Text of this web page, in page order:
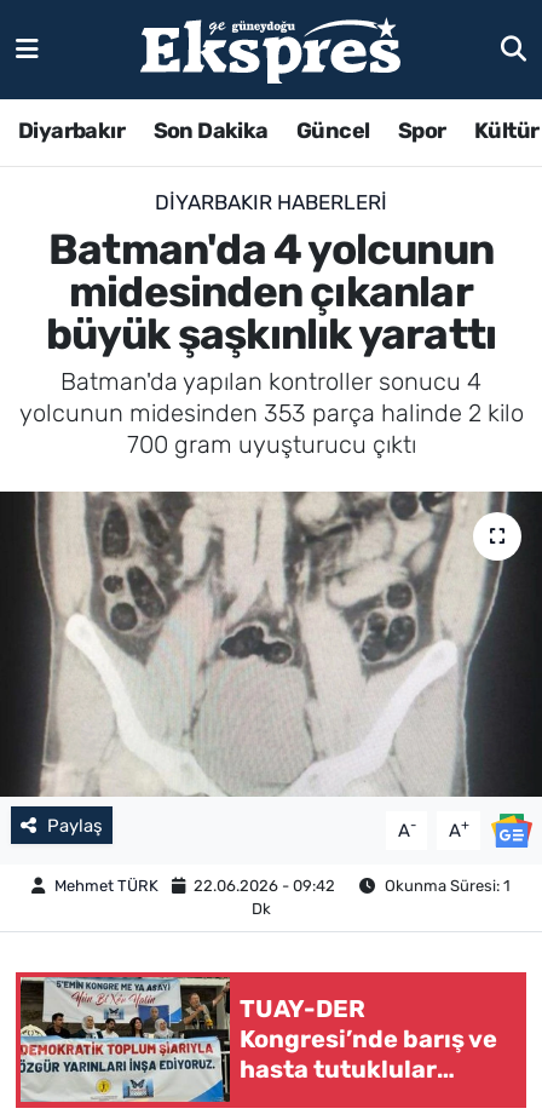
Diyarbakır Son Dakika Güncel Spor
DIYARBAKIR HABERLERI
Batman'da 4 yolcunun
midesinden çıkanlar
büyük şaşkınlık yarattı
Batman'da yapılan kontroller sonucu 4
yolcunun midesinden 353 parça halinde 2 kilo
700 gram uyuşturucu çıktı
Paylaş A- A+
Mehmet TÜRK 22.06.2026 - 09:42
Okunma Süresi: 1
Dk
TUAY-DER
Kongresi’nde barış ve
hasta tutuklular